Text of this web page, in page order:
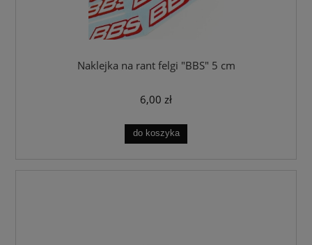
Naklejka na rant felgi "BBS" 5 cm
6,00 zł
do koszyka